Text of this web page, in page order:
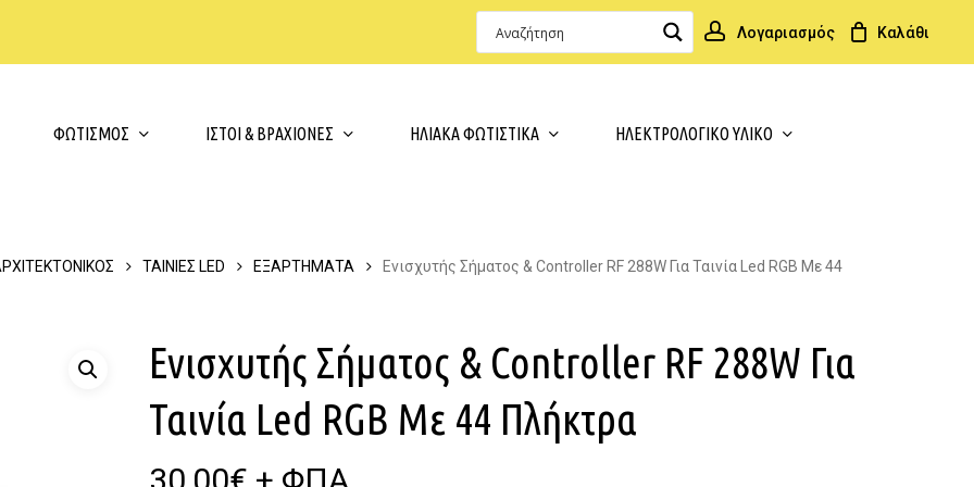
Λογαριασμός
ΦΩΤΙΣΜΟΣ ΙΣΤΟΙ & ΒΡΑΧΙΟΝΕΣ ΗΛΙΑΚΑ ΦΩΤΙΣΤΙΚΑ ΗΛΕΚΤΡΟΛΟΓΙΚΟ ΥΛΙΚΟ
Cart
ΤΑΙΝΙΕΣ LED ΕΞΑΡΤΗΜΑΤΑ Ενισχυτής Σήματος & Controller RF 288W Για Ταινία Led RGB Με 44
Ενισχυτής Σήματος & Controller RF 288W Για
Ταινία Led RGB Με 44 Πλήκτρα